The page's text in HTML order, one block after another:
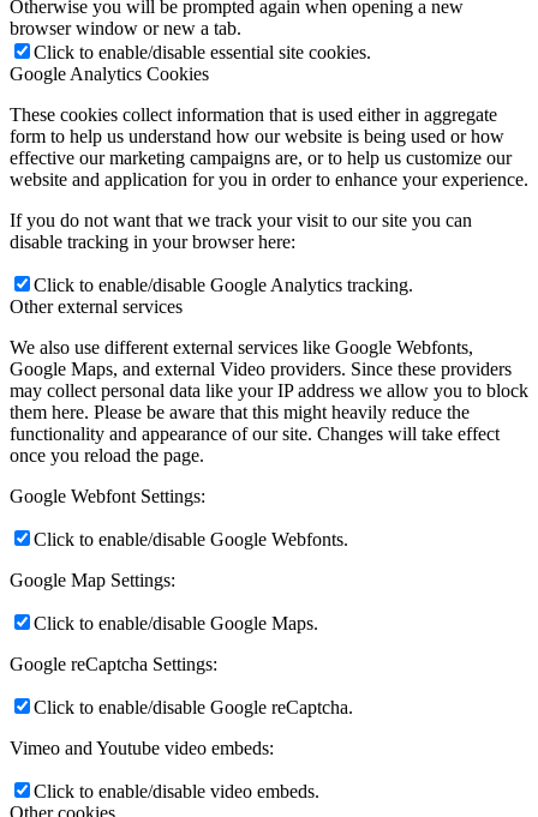
Otherwise you will be prompted again when opening a new
browser window or new a tab.
Click to enable/disable essential site cookies.
Google Analytics Cookies
These cookies collect information that is used either in aggregate
form to help us understand how our website is being used or how
effective our marketing campaigns are, or to help us customize our
website and application for you in order to enhance your experience.
If you do not want that we track your visit to our site you can
disable tracking in your browser here:
Click to enable/disable Google Analytics tracking.
Other external services
We also use different external services like Google Webfonts,
Google Maps, and external Video providers. Since these providers
may collect personal data like your IP address we allow you to block
them here. Please be aware that this might heavily reduce the
functionality and appearance of our site. Changes will take effect
once you reload the page.
Google Webfont Settings:
Click to enable/disable Google Webfonts.
Google Map Settings:
Click to enable/disable Google Maps.
Google reCaptcha Settings:
Click to enable/disable Google reCaptcha.
Vimeo and Youtube video embeds:
Click to enable/disable video embeds.
Other cookies